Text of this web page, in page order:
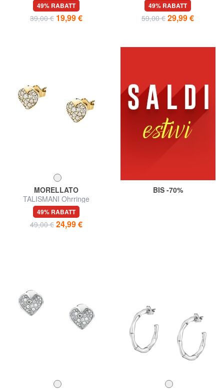
49% RABATT
39,00 € 19,99 €
49% RABATT
59,00 € 29,99 €
MORELLATO
TALISMANI Ohrringe
49% RABATT
49,00 € 24,99 €
BIS -70%